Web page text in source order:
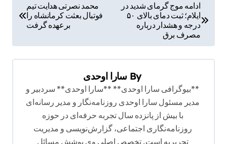
ادامه موج گرمای شدید در
ایلام؛ ثبت دمای بالای ۵۰
درجه و هشدار درباره
مصرف برق
محمد نصرتی هدایت تیم
فوتبال بعثت کرمانشاه را
برعهده گرفت
By سارا اوحدی
**بیوگرافی سارا اوحدی** **سارا اوحدی** سردبیر و
مدیر مسئول سارا اوحدی روزنامه‌نگار و مدیر رسانه‌ای
با بیش از پانزده سال تجربه حرفه‌ای در حوزه
روزنامه‌نگاری اجتماعی، گزارش‌نویسی و مدیریت
تحریریه است. تخصص اصلی وی پوشش مسائل